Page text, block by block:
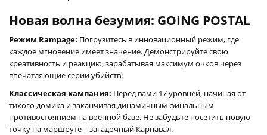
Новая волна безумия: GOING POSTAL
Режим Rampage: Погрузитесь в инновационный режим, где
каждое мгновение имеет значение. Демонстрируйте свою
креативность и реакцию, зарабатывая максимум очков через
впечатляющие серии убийств!
Классическая кампания: Перед вами 17 уровней, начиная от
тихого домика и заканчивая динамичным финальным
противостоянием на военной базе. Не забудьте посетить новую
точку на маршруте – загадочный Карнавал.